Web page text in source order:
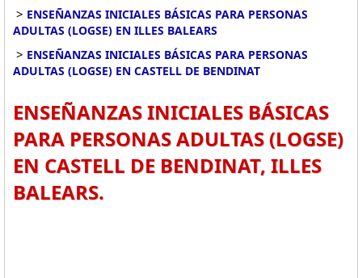
> ENSEÑANZAS INICIALES BÁSICAS PARA PERSONAS
ADULTAS (LOGSE) EN ILLES BALEARS
> ENSEÑANZAS INICIALES BÁSICAS PARA PERSONAS
ADULTAS (LOGSE) EN CASTELL DE BENDINAT
ENSEÑANZAS INICIALES BÁSICAS
PARA PERSONAS ADULTAS (LOGSE)
EN CASTELL DE BENDINAT, ILLES
BALEARS.